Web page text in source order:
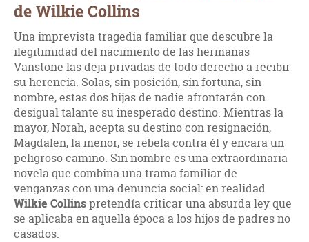
de Wilkie Collins
Una imprevista tragedia familiar que descubre la
ilegitimidad del nacimiento de las hermanas
Vanstone las deja privadas de todo derecho a recibir
su herencia. Solas, sin posición, sin fortuna, sin
nombre, estas dos hijas de nadie afrontarán con
desigual talante su inesperado destino. Mientras la
mayor, Norah, acepta su destino con resignación,
Magdalen, la menor, se rebela contra él y encara un
peligroso camino. Sin nombre es una extraordinaria
novela que combina una trama familiar de
venganzas con una denuncia social: en realidad
Wilkie Collinspretendía criticar una absurda ley que
se aplicaba en aquella época a los hijos de padres no
casados.